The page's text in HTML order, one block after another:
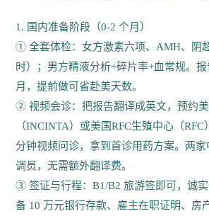
1. 国内准备阶段（0-2 个月）
① 全套体检：女方激素六项、AMH、阴
时）；男方精液分析+碎片率+血常规。
月，提前做可省赴美天数。
② 视频会诊：把报告翻译成英文，预约
（INCINTA）或美国RFC生殖中心（
分钟视频问诊，拿到首诊用药方案。两
调员，无需额外翻译费。
③ 签证与行程：B1/B2 旅游签即可，诚
备 10 万元银行存款、雇主在职证明、房